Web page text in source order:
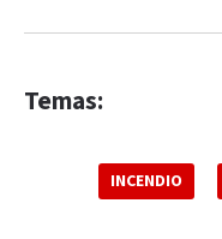
Temas:
INCENDIO